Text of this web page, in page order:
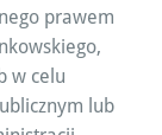
prawem
w celu
lub